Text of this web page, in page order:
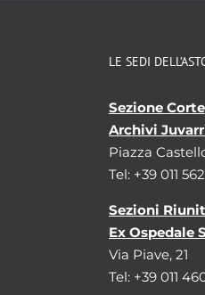
LE SEDI
Sezione Corte
Archivi
Piazza
Tel: +39 011
Sezioni
Ex Ospedale
Via Piave, 21
Tel: +39 011